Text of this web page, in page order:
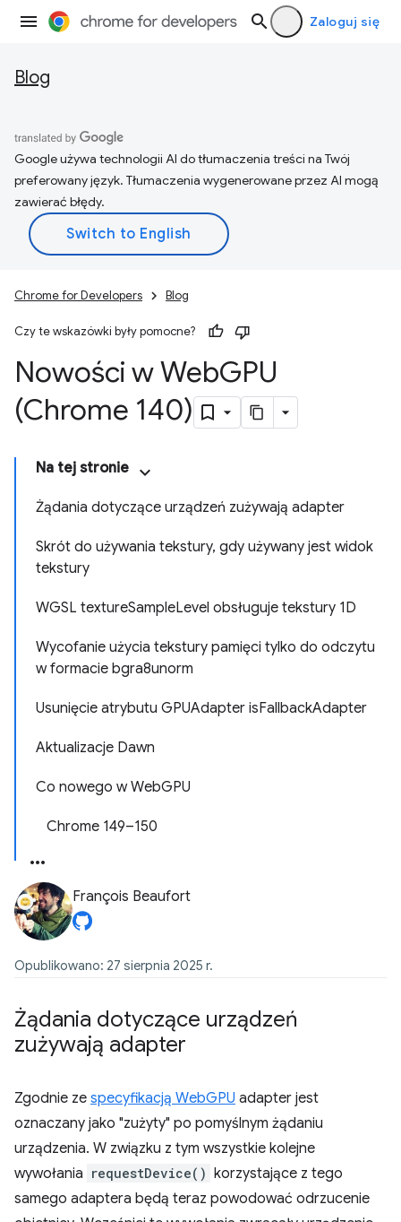
Zaloguj się
Blog
Google używa technologii AI do tłumaczenia treści na Twój
preferowany język. Tłumaczenia wygenerowane przez AI mogą
zawierać błędy.
Chrome for Developers Blog
Czy te wskazówki były pomocne?
Nowości w WebGPU
(Chrome 140)
Na tej stronie
Żądania dotyczące urządzeń zużywają adapter
Skrót do używania tekstury, gdy używany jest widok
tekstury
WGSL textureSampleLevel obsługuje tekstury 1D
Wycofanie użycia tekstury pamięci tylko do odczytu
w formacie bgra8unorm
Usunięcie atrybutu GPUAdapter isFallbackAdapter
Aktualizacje Dawn
Co nowego w WebGPU
Chrome 149–150
François Beaufort
Opublikowano: 27 sierpnia 2025 r.
Żądania dotyczące urządzeń
zużywają adapter
Zgodnie ze specyfikacją WebGPU adapter jest
oznaczany jako "zużyty" po pomyślnym żądaniu
urządzenia. W związku z tym wszystkie kolejne
wywołania requestDevice() korzystające z tego
samego adaptera będą teraz powodować odrzucenie